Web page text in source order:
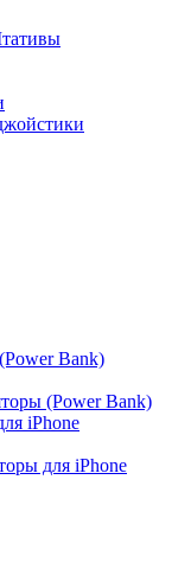
Bank)
(Power Bank)
iPhone
для iPhone